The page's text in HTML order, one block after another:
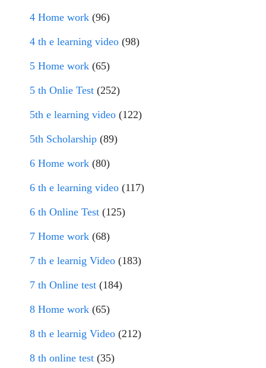
4 Home work (96)
4 th e learning video (98)
5 Home work (65)
5 th Onlie Test (252)
5th e learning video (122)
5th Scholarship (89)
6 Home work (80)
6 th e learning video (117)
6 th Online Test (125)
7 Home work (68)
7 th e learnig Video (183)
7 th Online test (184)
8 Home work (65)
8 th e learnig Video (212)
8 th online test (35)